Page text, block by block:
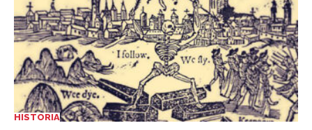
HISTORIA